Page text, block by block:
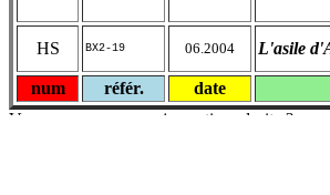
HS BX2-19 06.2004 L'asile
num référ. date